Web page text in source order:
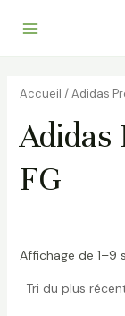
Accueil /Adidas
Adidas
FG
Affichage de 1–9